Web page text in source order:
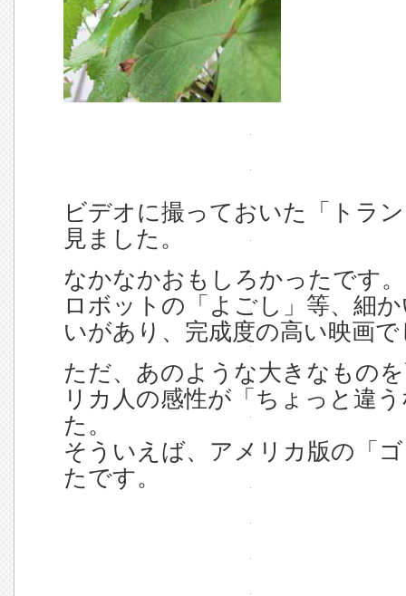
ビデオに撮っておいた「トラ
見ました。
なかなかおもしろかったです。
ロボットの「よごし」等、細
いがあり、完成度の高い映画
ただ、あのような大きなもの
リカ人の感性が「ちょっと違
た。
そういえば、アメリカ版の「
たです。